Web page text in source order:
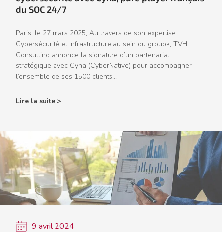
du SOC 24/7
Paris, le 27 mars 2025, Au travers de son expertise
Cybersécurité et Infrastructure au sein du groupe, TVH
Consulting annonce la signature d’un partenariat
stratégique avec Cyna (CyberNative) pour accompagner
l’ensemble de ses 1500 clients...
Lire la suite >
9 avril 2024